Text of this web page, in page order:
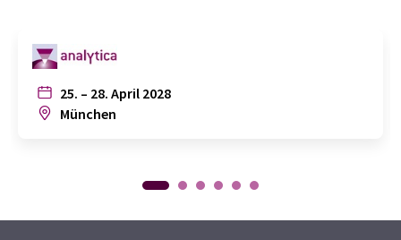
25. – 28. April 2028
München